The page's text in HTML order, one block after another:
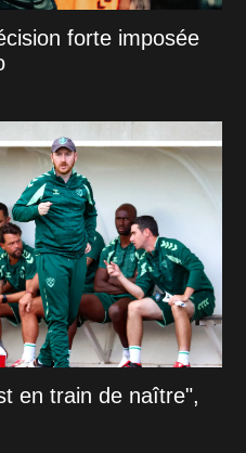
forte imposée
en train de naître",